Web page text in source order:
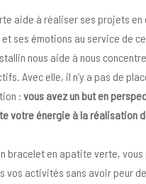
aide à réaliser ses projets
ses émotions au service de
nous aide à nous
Avec elle, il n’y a pas de
: vous avez un but en
votre énergie à la réalisation
bracelet en apatite verte, vous
vos activités sans avoir peur